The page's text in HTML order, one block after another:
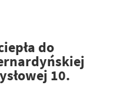
do
10.